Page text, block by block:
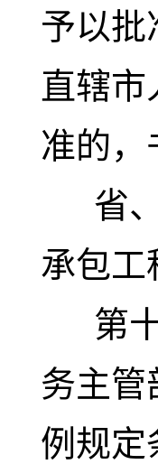
予以批
直辖
准的，
省、
承包工
第
务主管
例规定